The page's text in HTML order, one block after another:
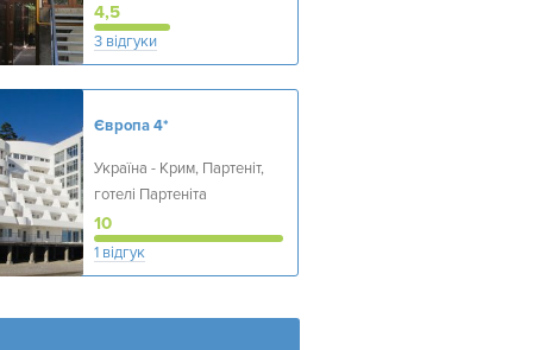
4,5
3 відгуки
Європа4*
Україна - Крим, Партеніт,
готелі Партеніта
10
1 відгук